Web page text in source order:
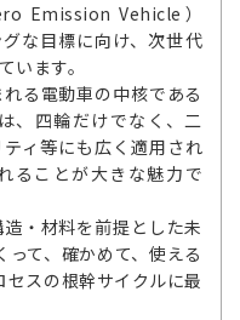
Emission Vehicle）
な目標に向け、次世代
います。
る電動車の中核である
、四輪だけでなく、二
ィ等にも広く適用され
ることが大きな魅力で
・材料を前提とした未
て、確かめて、使える
スの根幹サイクルに最